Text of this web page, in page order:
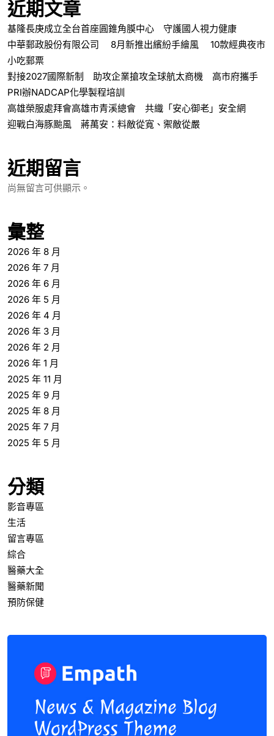
近期文章
基隆長庚成立全台首座圓錐角膜中心 守護國人視力健康
中華郵政股份有限公司 8月新推出繽紛手繪風 10款經典夜市
小吃郵票
對接2027國際新制 助攻企業搶攻全球航太商機 高市府攜手
PRI辦NADCAP化學製程培訓
高雄榮服處拜會高雄市青溪總會 共織「安心御老」安全網
迎戰白海豚颱風 蔣萬安：料敵從寬、禦敵從嚴
近期留言
尚無留言可供顯示。
彙整
2026 年 8 月
2026 年 7 月
2026 年 6 月
2026 年 5 月
2026 年 4 月
2026 年 3 月
2026 年 2 月
2026 年 1 月
2025 年 11 月
2025 年 9 月
2025 年 8 月
2025 年 7 月
2025 年 5 月
分類
影音專區
生活
留言專區
綜合
醫藥大全
醫藥新聞
預防保健